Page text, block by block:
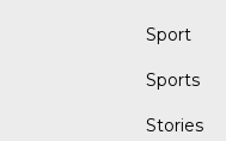
Sport
Sports
Stories